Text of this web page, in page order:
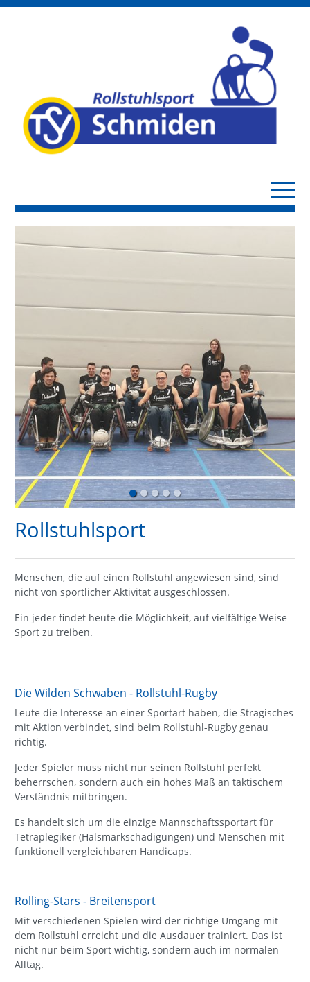
Willkommen bei den Wilden Schwaben
Dem Regionalliga Süd Meister von 2018
Rollstuhlsport
Menschen, die auf einen Rollstuhl angewiesen sind, sind
nicht von sportlicher Aktivität ausgeschlossen.
Ein jeder findet heute die Möglichkeit, auf vielfältige Weise
Sport zu treiben.
Die Wilden Schwaben - Rollstuhl-Rugby
Leute die Interesse an einer Sportart haben, die Stragisches
mit Aktion verbindet, sind beim Rollstuhl-Rugby genau
richtig.
Jeder Spieler muss nicht nur seinen Rollstuhl perfekt
beherrschen, sondern auch ein hohes Maß an taktischem
Verständnis mitbringen.
Es handelt sich um die einzige Mannschaftssportart für
Tetraplegiker (Halsmarkschädigungen) und Menschen mit
funktionell vergleichbaren Handicaps.
Rolling-Stars - Breitensport
Mit verschiedenen Spielen wird der richtige Umgang mit
dem Rollstuhl erreicht und die Ausdauer trainiert. Das ist
nicht nur beim Sport wichtig, sondern auch im normalen
Alltag.